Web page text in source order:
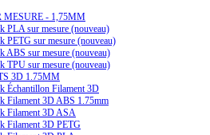
MESURE - 1,75MM
PLA sur mesure (nouveau)
PETG sur mesure (nouveau)
ABS sur mesure (nouveau)
TPU sur mesure (nouveau)
3D 1.75MM
Échantillon Filament 3D
Filament 3D ABS 1.75mm
Filament 3D ASA
Filament 3D PETG